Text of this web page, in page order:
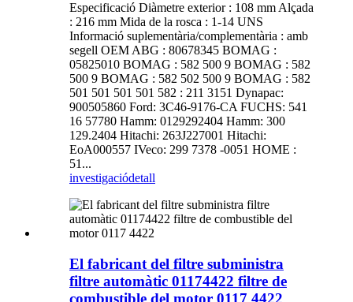
Especificació Diàmetre exterior : 108 mm Alçada
: 216 mm Mida de la rosca : 1-14 UNS
Informació suplementària/complementària : amb
segell OEM ABG : 80678345 BOMAG :
05825010 BOMAG : 582 500 9 BOMAG : 582
500 9 BOMAG : 582 502 500 9 BOMAG : 582
501 501 501 501 582 : 211 3151 Dynapac:
900505860 Ford: 3C46-9176-CA FUCHS: 541
16 57780 Hamm: 0129292404 Hamm: 300
129.2404 Hitachi: 263J227001 Hitachi:
EoA000557 IVeco: 299 7378 -0051 HOME :
51...
investigaciódetall
El fabricant del filtre subministra
filtre automàtic 01174422 filtre de
combustible del motor 0117 4422